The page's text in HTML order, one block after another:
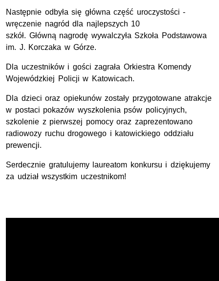
Następnie odbyła się główna część uroczystości -
wręczenie nagród dla najlepszych 10
szkół. Główną nagrodę wywalczyła Szkoła Podstawowa
im. J. Korczaka w Górze.
Dla uczestników i gości zagrała Orkiestra Komendy
Wojewódzkiej Policji w Katowicach.
Dla dzieci oraz opiekunów zostały przygotowane atrakcje
w postaci pokazów wyszkolenia psów policyjnych,
szkolenie z pierwszej pomocy oraz zaprezentowano
radiowozy ruchu drogowego i katowickiego oddziału
prewencji.
Serdecznie gratulujemy laureatom konkursu i dziękujemy
za udział wszystkim uczestnikom!